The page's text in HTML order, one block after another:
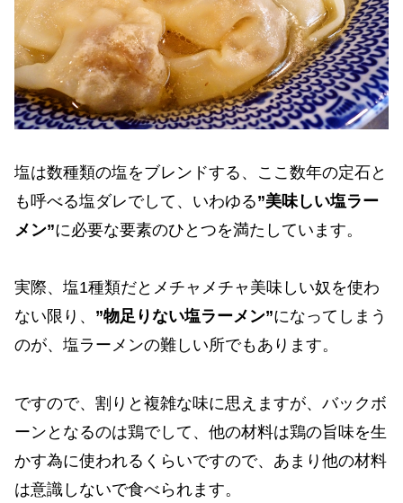
塩は数種類の塩をブレンドする、ここ数年の定石と
も呼べる塩ダレでして、いわゆる”美味しい塩ラー
メン”に必要な要素のひとつを満たしています。
実際、塩1種類だとメチャメチャ美味しい奴を使わ
ない限り、 ”物足りない塩ラーメン”になってしまう
のが、塩ラーメンの難しい所でもあります。
ですので、割りと複雑な味に思えますが、バックボ
ーンとなるのは鶏でして、他の材料は鶏の旨味を生
かす為に使われるくらいですので、あまり他の材料
は意識しないで食べられます。